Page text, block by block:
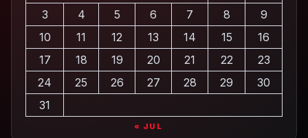
3
4 5 6 7 8
9
10
11 12 13 14 15
16
17
18 19 20 21 22
23
24
25 26 27 28 29
30
31
« JUL